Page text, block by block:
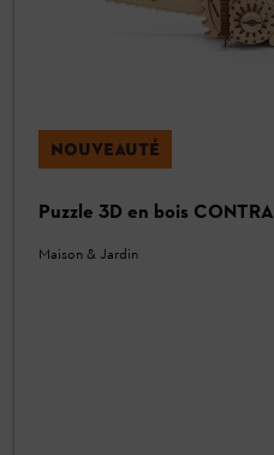
NOUVEAUTÉ
Puzzle 3D en bois CONTRA
Maison & Jardin